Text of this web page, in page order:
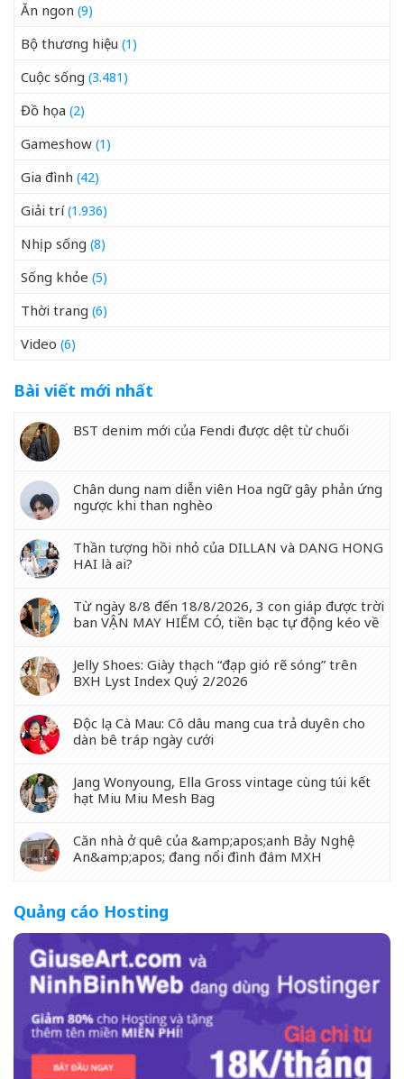
Ăn ngon (9)
Bộ thương hiệu (1)
Cuộc sống (3.481)
Đồ họa (2)
Gameshow (1)
Gia đình (42)
Giải trí(1.936)
Nhịp sống (8)
Sống khỏe (5)
Thời trang (6)
Video (6)
Bài viết mới nhất
BST denim mới của Fendi được dệt từ chuối
Chân dung nam diễn viên Hoa ngữ gây phản ứng
ngược khi than nghèo
Thần tượng hồi nhỏ của DILLAN và DANG HONG
HAI là ai?
Từ ngày 8/8 đến 18/8/2026, 3 con giáp được trời
ban VẬN MAY HIẾM CÓ, tiền bạc tự động kéo về
Jelly Shoes: Giày thạch “đạp gió rẽ sóng” trên
BXH Lyst Index Quý 2/2026
Độc lạ Cà Mau: Cô dâu mang cua trả duyên cho
dàn bê tráp ngày cưới
Jang Wonyoung, Ella Gross vintage cùng túi kết
hạt Miu Miu Mesh Bag
Căn nhà ở quê của &amp;apos;anh Bảy Nghệ
An&amp;apos; đang nổi đình đám MXH
Quảng cáo Hosting